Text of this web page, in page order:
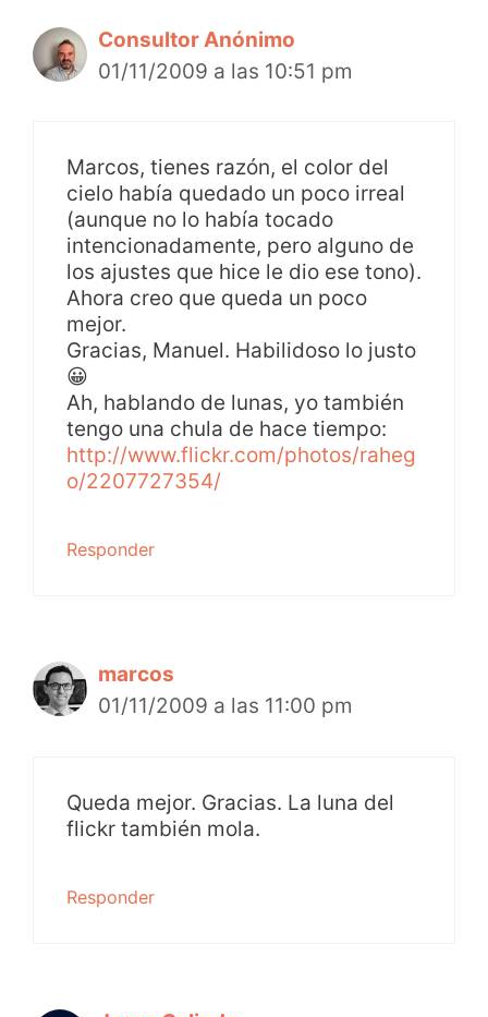
Consultor Anónimo
01/11/2009 a las 10:51 pm
Marcos, tienes razón, el color del
cielo había quedado un poco irreal
(aunque no lo había tocado
intencionadamente, pero alguno de
los ajustes que hice le dio ese tono).
Ahora creo que queda un poco
mejor.
Gracias, Manuel. Habilidoso lo justo
😀
Ah, hablando de lunas, yo también
tengo una chula de hace tiempo:
http://www.flickr.com/photos/raheg
o/2207727354/
Responder
marcos
01/11/2009 a las 11:00 pm
Queda mejor. Gracias. La luna del
flickr también mola.
Responder